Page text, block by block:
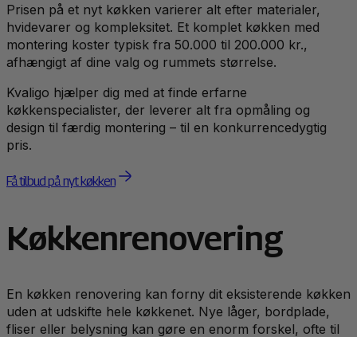
Prisen på et nyt køkken varierer alt efter materialer,
hvidevarer og kompleksitet. Et komplet køkken med
montering koster typisk fra 50.000 til 200.000 kr.,
afhængigt af dine valg og rummets størrelse.
Kvaligo hjælper dig med at finde erfarne
køkkenspecialister, der leverer alt fra opmåling og
design til færdig montering – til en konkurrencedygtig
pris.
Få tilbud på nyt køkken
Køkkenrenovering
En køkken renovering kan forny dit eksisterende køkken
uden at udskifte hele køkkenet. Nye låger, bordplade,
fliser eller belysning kan gøre en enorm forskel, ofte til